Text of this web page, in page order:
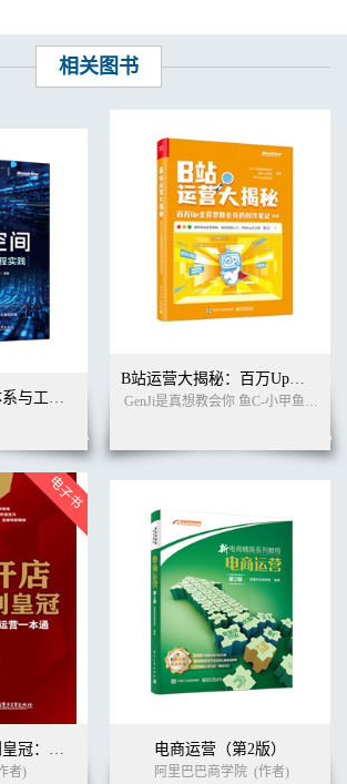
相关图书
数据空间：技术体系与工程实践
B站运营大揭秘：百万Up主真想教会你的创作笔记
GenJi是真想教会你 鱼C-小甲鱼 阿Test正经比比 编著
淘宝开店从新手到皇冠：开店+装修+推广+运营一本通（第3版）
者)
电商运营（第2版）
阿里巴巴商学院 (作者)